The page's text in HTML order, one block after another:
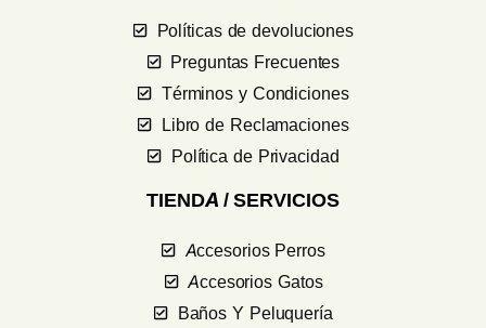
Políticas de devoluciones
Preguntas Frecuentes
Términos y Condiciones
Libro de Reclamaciones
Política de Privacidad
TIENDA / SERVICIOS
Accesorios Perros
Accesorios Gatos
Baños Y Peluquería